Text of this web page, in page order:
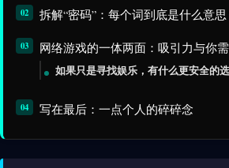
拆解“密码”：每个词到底是什么意思
网络游戏的一体两面：吸引力与你
如果只是寻找娱乐，有什么更安全的
写在最后：一点个人的碎碎念